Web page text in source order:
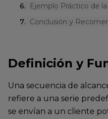
6.
Ejemplo Práctico de
7. Conclusión y
Definición y
Una secuencia de
refiere a una serie
se envían a un cliente